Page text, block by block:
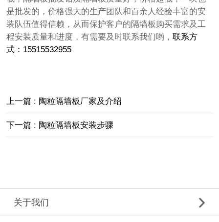
是批发的，价格强大的生产团队和百余人经验丰富的安
装队伍值得信赖，从而保护客户的隔墙板购买需求及工
程安装质量和进度，有需要及时联系我们哟，联系方
式：15515532955
上一篇 : 陶粒隔墙板厂家及介绍
下一篇 : 陶粒隔墙板安装步骤
关于我们